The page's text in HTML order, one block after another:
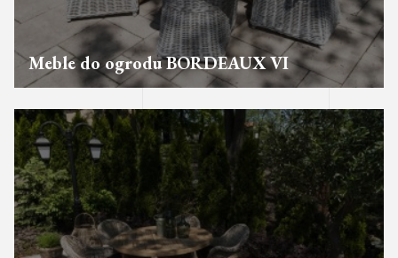
Meble do ogrodu BORDEAUX VI